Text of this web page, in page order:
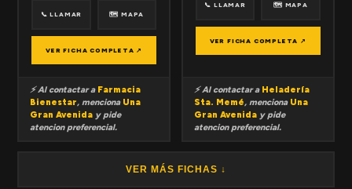
📞 LLAMAR 🗺 MAPA
VER FICHA COMPLETA ↗
⚡ Al contactar a Farmacia
Bienestar, menciona Una
Gran Avenida y pide
atencion preferencial.
📞 LLAMAR 🗺 MAPA
VER FICHA COMPLETA ↗
⚡ Al contactar a Heladería
Sta. Memé, menciona Una
Gran Avenida y pide
atencion preferencial.
VER MÁS FICHAS ↓